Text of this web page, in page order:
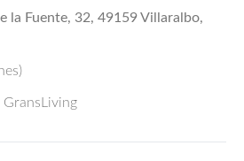
la Fuente, 32, 49159 Villaralbo,